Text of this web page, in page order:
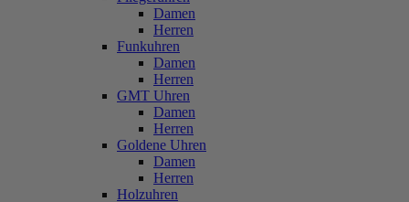
Damen
Herren
Funkuhren
Damen
Herren
GMT Uhren
Damen
Herren
Goldene Uhren
Damen
Herren
Holzuhren